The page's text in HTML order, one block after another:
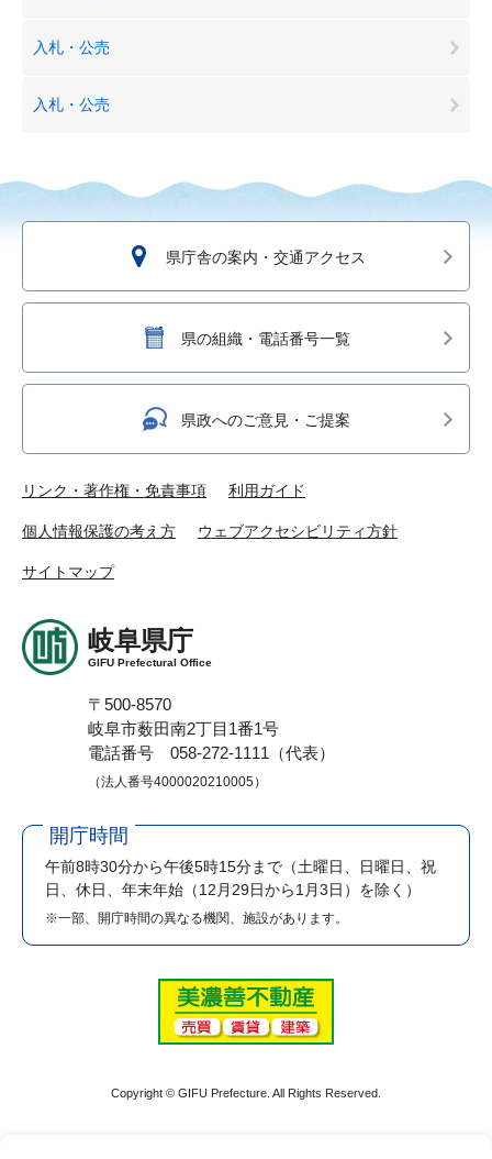
入札・公売
入札・公売
県庁舎の案内・交通アクセス
県の組織・電話番号一覧
県政へのご意見・ご提案
リンク・著作権・免責事項 利用ガイド
個人情報保護の考え方 ウェブアクセシビリティ方針
サイトマップ
岐阜県庁
GIFU Prefectural Office
〒500-8570
岐阜市薮田南2丁目1番1号
電話番号 058-272-1111（代表）
（法人番号4000020210005）
開庁時間
午前8時30分から午後5時15分まで （土曜日、日曜日、祝
日、休日、年末年始（12月29日から1月3日）を除く）
※一部、開庁時間の異なる機関、施設があります。
Copyright © GIFU Prefecture. All Rights Reserved.